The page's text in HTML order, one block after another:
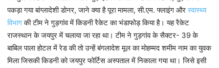
पकड़ा गया बांग्लादेशी डोनर, जाने क्या है पूरा मामला, सी.एम. फ्लाइंग औरस्वास्थ्य
विभागकी टीम ने गुड़गांव में किडनी रैकेट का भंडाफोड़ किया है। यह रैकेट
राजस्थान के जयपुर में चलाया जा रहा था। टीम ने गुड़गांव के सैक्टर- 39 के
बाबिल पाला होटल में रेड की तो उन्हें बंगलादेश मूल का मोहम्मद शमीम नाम का युवक
मिला जिसकी किडनी को जयपुर फोर्टिस अस्पताल में निकाला गया था। जिसे इसी